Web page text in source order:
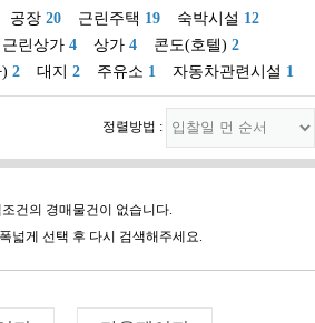
공장 20 근린주택 19 숙박시설 12
근린상가 4 상가 4 콘도(호텔) 2
2 대지 2 주유소 1 자동차관련시설 1
정렬방법 :
건의 경매물건이 없습니다.
넓게 선택 후 다시 검색해주세요.